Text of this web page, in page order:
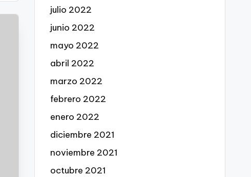
julio 2022
junio 2022
mayo 2022
abril 2022
marzo 2022
febrero 2022
enero 2022
diciembre 2021
noviembre 2021
octubre 2021